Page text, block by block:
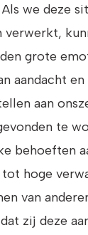
we deze
grote
aandacht en
aan
te
behoeften
hoge
van
zij deze